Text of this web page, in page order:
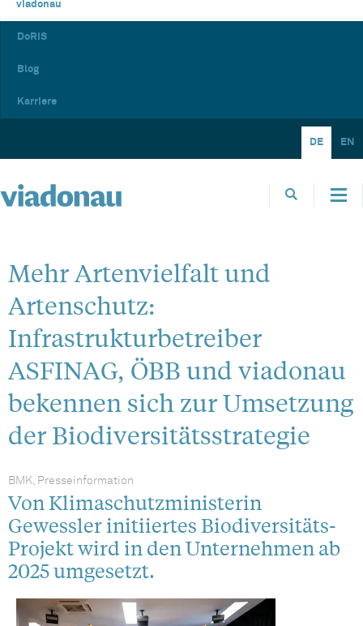
viadonau
DoRIS
Blog
Karriere
DE EN
Mehr Artenvielfalt und
Artenschutz:
Infrastrukturbetreiber
ASFINAG, ÖBB und viadonau
bekennen sich zur Umsetzung
der Biodiversitätsstrategie
BMK, Presseinformation
Von Klimaschutzministerin
Gewessler initiiertes Biodiversitäts-
Projekt wird in den Unternehmen ab
2025 umgesetzt.